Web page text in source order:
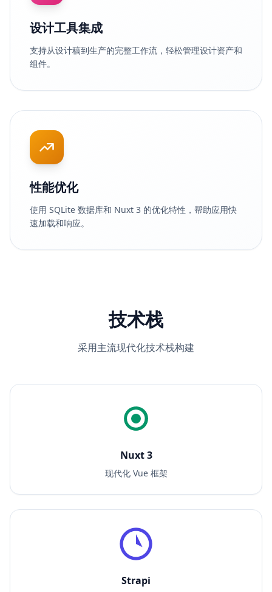
设计工具集成
支持从设计稿到生产的完整工作流，轻松管理设计资产和
组件。
性能优化
使用 SQLite 数据库和 Nuxt 3 的优化特性，帮助应用快
速加载和响应。
技术栈
采用主流现代化技术栈构建
Nuxt 3
现代化 Vue 框架
Strapi